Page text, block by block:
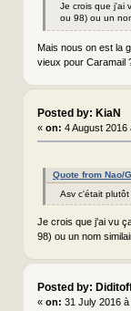
Je crois que j'ai
ou 98) ou un
Mais nous on est la
vieux pour Caramail
Posted by: KiaN
« on: 4 August 2016
Quote from Nao/
Asv c'était plutôt
Je crois que j'ai vu
98) ou un nom
Posted by:
« on: 31 July 2016